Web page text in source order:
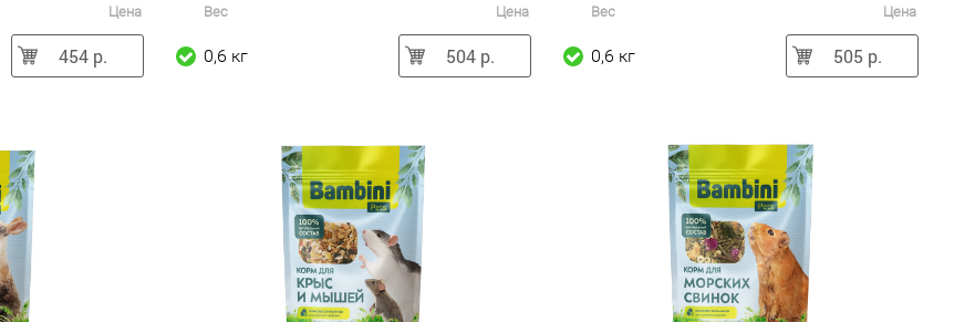
Цена
454 р.
Вес Цена
0,6 кг 504 р.
Вес Цена
0,6 кг 505 р.